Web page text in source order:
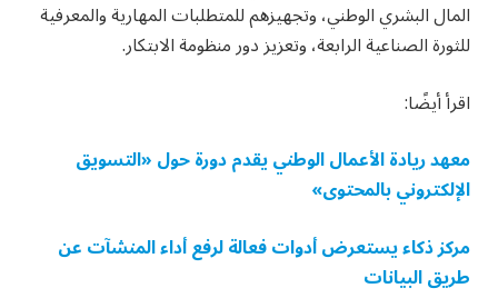
المال البشري الوطني، وتجهيزهم للمتطلبات المهارية والمعرفية
للثورة الصناعية الرابعة، وتعزيز دور منظومة الابتكار.
اقرأ أيضًا:
معهد ريادة الأعمال الوطني يقدم دورة حول «التسويق
الإلكتروني بالمحتوى»
مركز ذكاء يستعرض أدوات فعالة لرفع أداء المنشآت عن
طريق البيانات